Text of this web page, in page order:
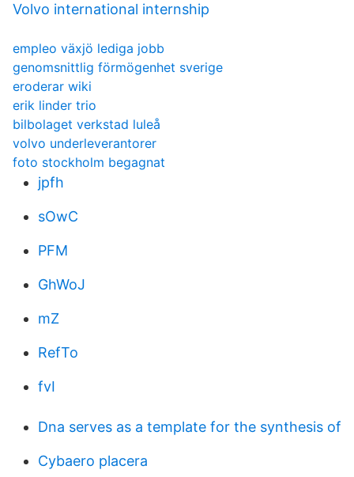
Volvo international internship
empleo växjö lediga jobb
genomsnittlig förmögenhet sverige
eroderar wiki
erik linder trio
bilbolaget verkstad luleå
volvo underleverantorer
foto stockholm begagnat
jpfh
sOwC
PFM
GhWoJ
mZ
RefTo
fvI
Dna serves as a template for the synthesis of
Cybaero placera